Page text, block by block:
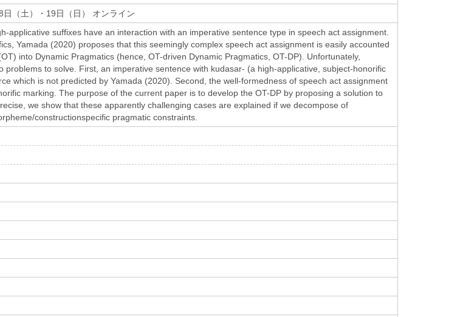
（土）・19日（日） オンライン
applicative suffixes have an interaction with an imperative sentence type in speech act assignment.
Yamada (2020) proposes that this seemingly complex speech act assignment is easily accounted
into Dynamic Pragmatics (hence, OT-driven Dynamic Pragmatics, OT-DP). Unfortunately,
problems to solve. First, an imperative sentence with kudasar- (a high-applicative, subject-honorific
which is not predicted by Yamada (2020). Second, the well-formedness of speech act assignment
marking. The purpose of the current paper is to develop the OT-DP by proposing a solution to
we show that these apparently challenging cases are explained if we decompose of
constructionspecific pragmatic constraints.